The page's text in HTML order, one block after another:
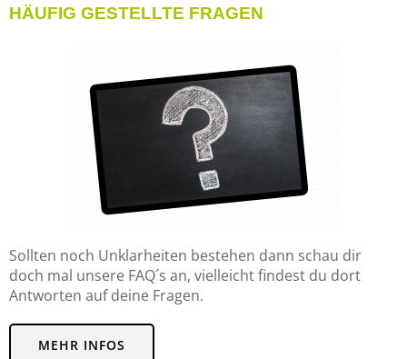
HÄUFIG GESTELLTE FRAGEN
Sollten noch Unklarheiten bestehen dann schau dir
doch mal unsere FAQ´s an, vielleicht findest du dort
Antworten auf deine Fragen.
MEHR INFOS